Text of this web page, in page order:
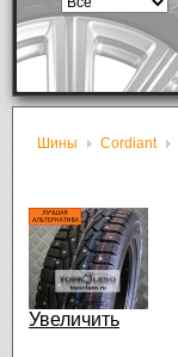
Шины Cordiant
Увеличить